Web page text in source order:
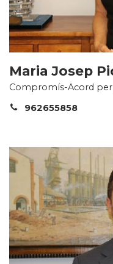
Maria Josep
Compromís-Acord
962655858